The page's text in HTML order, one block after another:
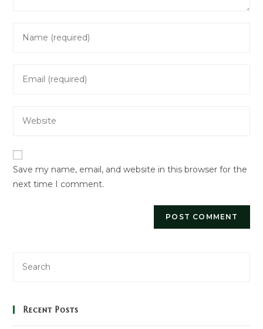
your
comment
your
address
your
URL
(optional)
Save my name, email, and website in this browser for the
next time I comment.
Recent Posts